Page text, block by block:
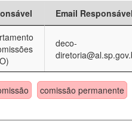
Email
deco-
comissão permanente